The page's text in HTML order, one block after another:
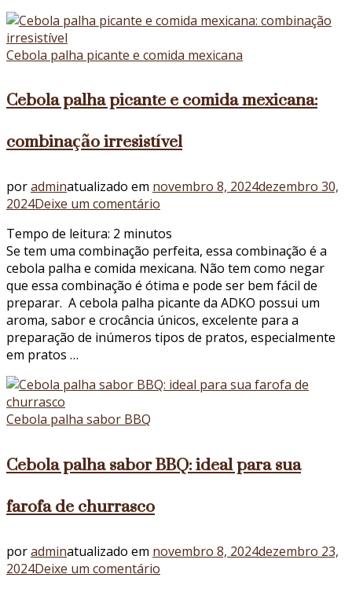
Cebola palha picante e comida mexicana
Cebola palha picante e comida mexicana:
combinação irresistível
poradminatualizado em novembro 8, 2024dezembro 30,
2024Deixe um comentário
palha
picante
e
comida
mexicana:
combinação
irresistível
Tempo de leitura: 2 minutos
Se tem uma combinação perfeita, essa combinação é a
cebola palha e comida mexicana. Não tem como negar
que essa combinação é ótima e pode ser bem fácil de
preparar. A cebola palha picante da ADKO possui um
aroma, sabor e crocância únicos, excelente para a
preparação de inúmeros tipos de pratos, especialmente
em pratos …
Cebola palha sabor BBQ
Cebola palha sabor BBQ: ideal para sua
farofa de churrasco
poradminatualizado em novembro 8, 2024dezembro 23,
2024Deixe um comentário